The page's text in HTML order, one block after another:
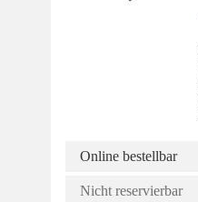
Online bestellbar
Nicht reservierbar